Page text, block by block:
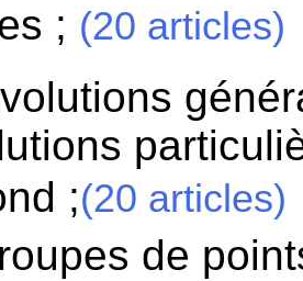
; (20 articles)
;(20 articles)
de